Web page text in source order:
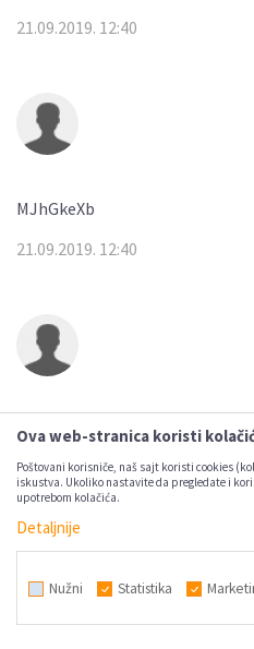
21.09.2019. 12:40
MJhGkeXb
21.09.2019. 12:40
MJhGkeXb
21.09.2019. 12:40
Ova web-stranica koristi
Poštovani korisniče, naš sajt koristi cookies
iskustva. Ukoliko nastavite da pregledate i
upotrebom kolačića.
Detaljnije
Nužni Statistika